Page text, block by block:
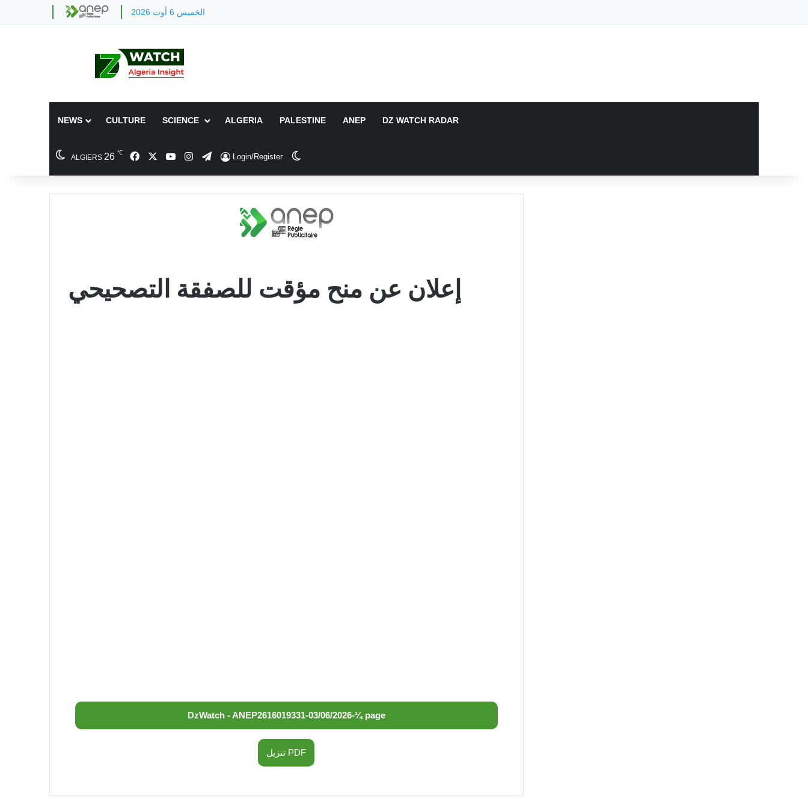
الخميس 6 أوت 2026
NEWS CULTURE SCIENCE ALGERIA PALESTINE ANEP DZ WATCH RADAR
ALGIERS 26 ℃ FacebookYouTubeInstagram
TelegramLogin/Register
إعلان عن منح مؤقت للصفقة التصحيحي
DzWatch - ANEP2616019331-03/06/2026-¼ page
تنزيل PDF